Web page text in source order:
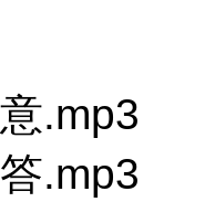
.mp3
.mp3